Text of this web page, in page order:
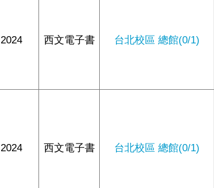
2024 西文電子書 台北校區 總館(0/1)
2024 西文電子書 台北校區 總館(0/1)